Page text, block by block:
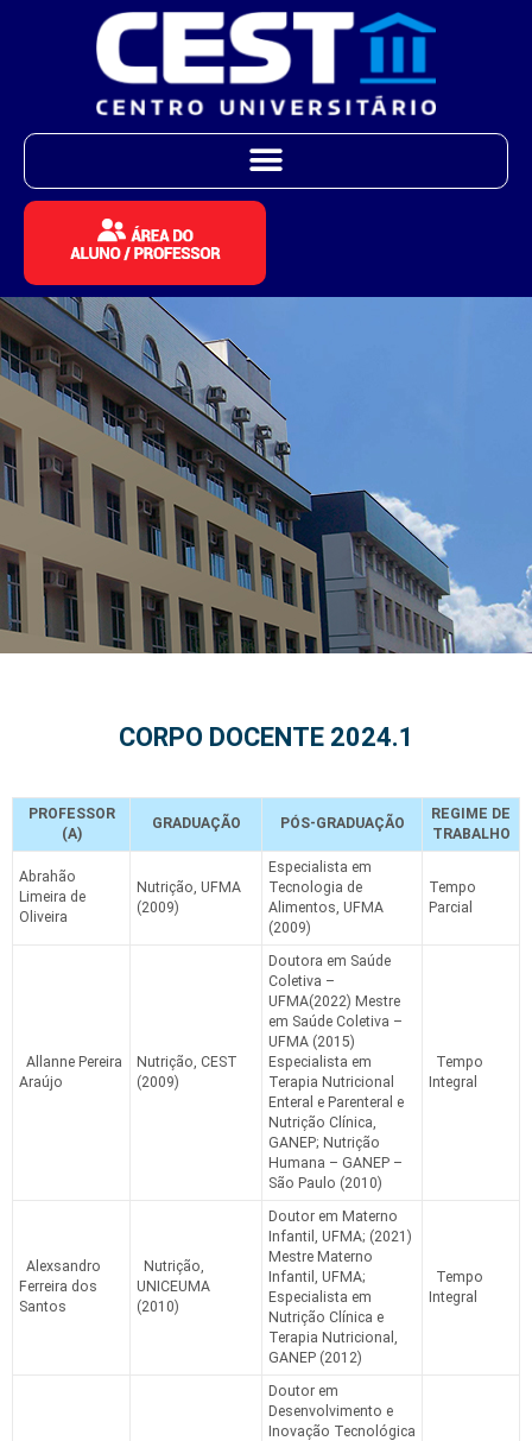
DOCENTE
CORPO DOCENTE 2024.1
PROFESSOR
(A)
GRADUAÇÃO PÓS-GRADUAÇÃO
REGIME DE
TRABALHO
Abrahão
Limeira de
Oliveira
Nutrição, UFMA
(2009)
Especialista em
Tecnologia de
Alimentos, UFMA
(2009)
Tempo
Parcial
Allanne Pereira
Araújo
Nutrição, CEST
(2009)
Doutora em Saúde
Coletiva –
UFMA(2022) Mestre
em Saúde Coletiva –
UFMA (2015)
Especialista em
Terapia Nutricional
Enteral e Parenteral e
Nutrição Clínica,
GANEP; Nutrição
Humana – GANEP –
São Paulo (2010)
Tempo
Integral
Alexsandro
Ferreira dos
Santos
Nutrição,
UNICEUMA
(2010)
Doutor em Materno
Infantil, UFMA; (2021)
Mestre Materno
Infantil, UFMA;
Especialista em
Nutrição Clínica e
Terapia Nutricional,
GANEP (2012)
Tempo
Integral
Doutor em
Desenvolvimento e
Inovação Tecnológica